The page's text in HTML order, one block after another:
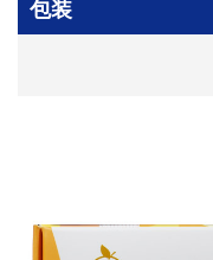
包装